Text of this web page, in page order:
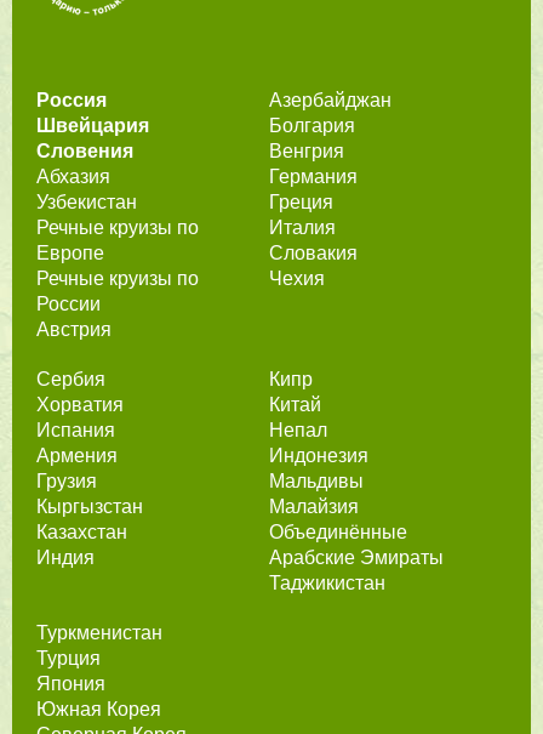
Россия
Швейцария
Словения
Абхазия
Узбекистан
Речные круизы по
Европе
Речные круизы по
России
Австрия
Азербайджан
Болгария
Венгрия
Германия
Греция
Италия
Словакия
Чехия
Сербия
Хорватия
Испания
Армения
Грузия
Кыргызстан
Казахстан
Индия
Кипр
Китай
Непал
Индонезия
Мальдивы
Малайзия
Объединённые
Арабские Эмираты
Таджикистан
Туркменистан
Турция
Япония
Южная Корея